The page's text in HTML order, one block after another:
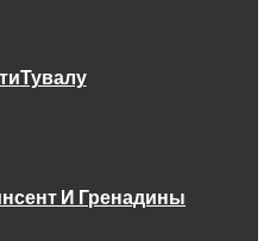
Тувалу
И Гренадины